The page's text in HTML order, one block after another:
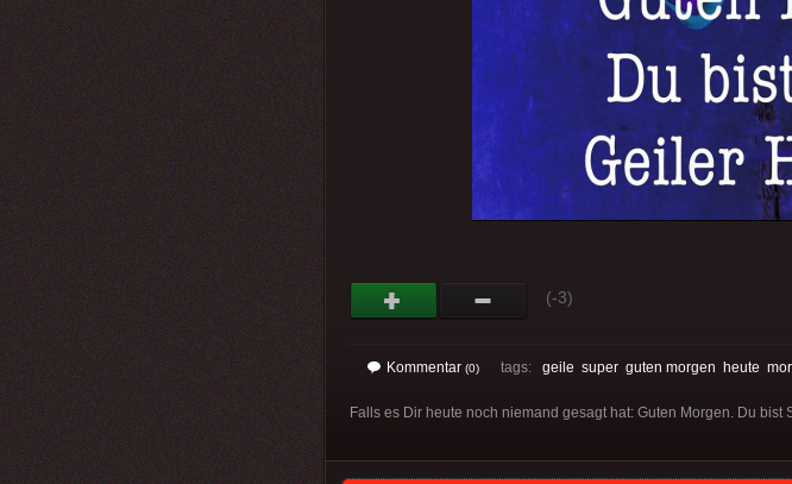
(-3)
Kommentar (0) tags: geile super guten morgen heute
Falls es Dir heute noch niemand gesagt hat: Guten Morgen. Du bist